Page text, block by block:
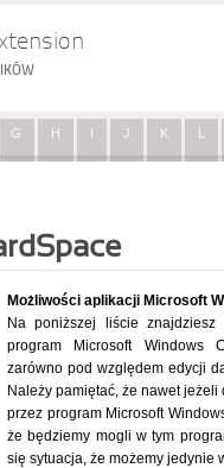
G H I J K L
Możliwości aplikacji Microsoft
Na poniższej liście
program Microsoft Windows
zarówno pod względem edycji
Należy pamiętać, że nawet
przez program Microsoft
że będziemy mogli w tym
się sytuacja, że możemy jedynie